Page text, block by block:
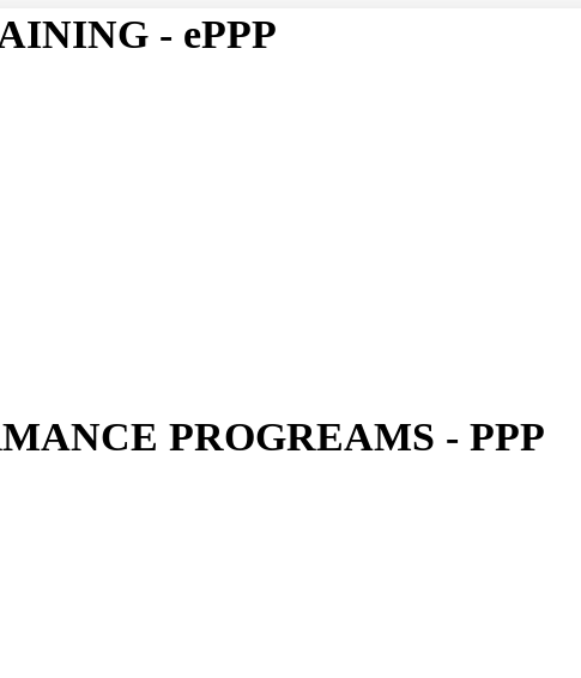
- ePPP
PROGREAMS - PPP